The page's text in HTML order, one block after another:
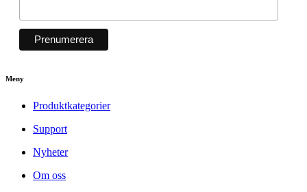
Meny
Produktkategorier
Support
Nyheter
Om oss